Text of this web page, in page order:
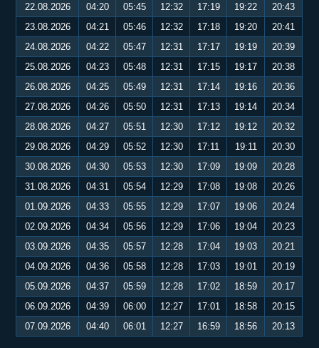
22.08.2026
04:20 05:45 12:32 17:19 19:22
20:43
23.08.2026
04:21 05:46 12:32 17:18 19:20
20:41
24.08.2026
04:22 05:47 12:31 17:17 19:19
20:39
25.08.2026
04:23 05:48 12:31 17:15 19:17
20:38
26.08.2026
04:25 05:49 12:31 17:14 19:16
20:36
27.08.2026
04:26 05:50 12:31 17:13 19:14
20:34
28.08.2026
04:27 05:51 12:30 17:12 19:12
20:32
29.08.2026
04:29 05:52 12:30 17:11 19:11
20:30
30.08.2026
04:30 05:53 12:30 17:09 19:09
20:28
31.08.2026
04:31 05:54 12:29 17:08 19:08
20:26
01.09.2026
04:33 05:55 12:29 17:07 19:06
20:24
02.09.2026
04:34 05:56 12:29 17:06 19:04
20:23
03.09.2026
04:35 05:57 12:28 17:04 19:03
20:21
04.09.2026
04:36 05:58 12:28 17:03 19:01
20:19
05.09.2026
04:37 05:59 12:28 17:02 18:59
20:17
06.09.2026
04:39 06:00 12:27 17:01 18:58
20:15
07.09.2026
04:40 06:01 12:27 16:59 18:56 20:13